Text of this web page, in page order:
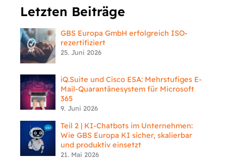
Letzten Beiträge
GBS Europa GmbH erfolgreich ISO-
rezertifiziert
25. Juni 2026
iQ.Suite und Cisco ESA: Mehrstufiges E-
Mail-Quarantänesystem für Microsoft
365
9. Juni 2026
Teil 2 | KI-Chatbots im Unternehmen:
Wie GBS Europa KI sicher, skalierbar
und produktiv einsetzt
21. Mai 2026